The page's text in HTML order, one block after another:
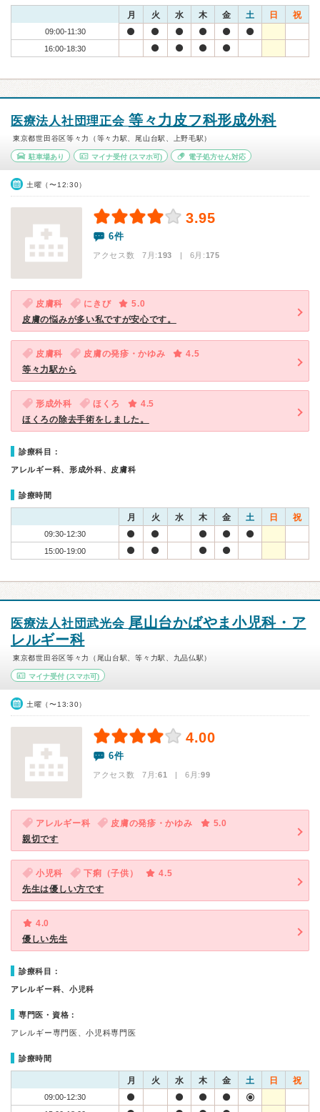
月 火 水 木 金 土 日 祝
09:00-11:30
16:00-18:30
医療法人社団理正会 等々力皮フ科形成外科
東京都世田谷区等々力（等々力駅、尾山台駅、上野毛駅）
駐車場あり マイナ受付(スマホ可) 電子処方せん対応
土曜（〜12:30）
3.95
6件
アクセス数 7月:193 | 6月:175
皮膚科 にきび
5.0
皮膚の悩みが多い私ですが安心です。
皮膚科 皮膚の発疹・かゆみ
4.5
等々力駅から
形成外科 ほくろ
4.5
ほくろの除去手術をしました。
診療科目：
アレルギー科、形成外科、皮膚科
診療時間
月 火 水 木 金 土 日 祝
09:30-12:30
15:00-19:00
医療法人社団武光会 尾山台かばやま小児科・ア
レルギー科
東京都世田谷区等々力（尾山台駅、等々力駅、九品仏駅）
マイナ受付 (スマホ可)
土曜（〜13:30）
4.00
6件
アクセス数 7月:61 | 6月:99
アレルギー科 皮膚の発疹・かゆみ
5.0
親切です
小児科 下痢（子供）
4.5
先生は優しい方です
4.0
優しい先生
診療科目：
アレルギー科、小児科
専門医・資格：
アレルギー専門医、小児科専門医
診療時間
月 火 水 木 金 土 日 祝
09:00-12:30